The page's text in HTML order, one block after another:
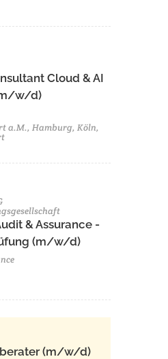
Cloud & AI
w/d)​
a.M., Hamburg, Köln,
& Assurance -
(m/w/d)
(m/w/d)